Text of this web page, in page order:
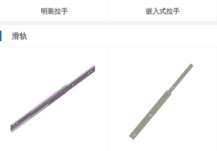
明装拉手 嵌入式拉手
滑轨